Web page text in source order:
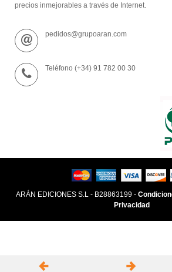
precios inmejorables a través de Internet.
pedidos@grupoaran.com
Teléfono (+34) 91 782 00 30
ARÁN EDICIONES S.L - B28863199 -
Privacidad